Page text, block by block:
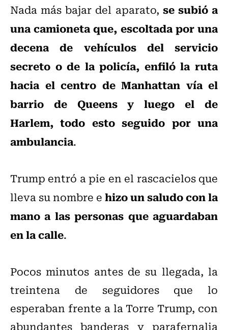
Nada más bajar del aparato, se subió a
una camioneta que, escoltada por una
decena de vehículos del servicio
secreto o de la policía, enfiló la ruta
hacia el centro de Manhattan vía el
barrio de Queens y luego el de
Harlem, todo esto seguido por una
ambulancia.
Trump entró a pie en el rascacielos que
lleva su nombre ehizo un saludo con la
mano a las personas que aguardaban
en la calle.
Pocos minutos antes de su llegada, la
treintena de seguidores que lo
esperaban frente a la Torre Trump, con
abundantes banderas y parafernalia